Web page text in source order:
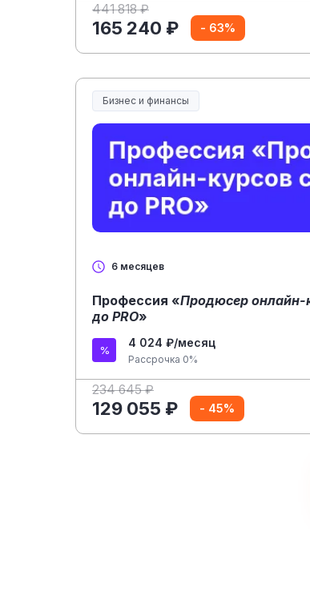
441 818 ₽
165 240 ₽ - 63%
Бизнес и финансы
6 месяцев
Профессия «Продюсер онлайн-
до PRO»
4 024 ₽/месяц
Рассрочка 0%
234 645 ₽
129 055 ₽ - 45%